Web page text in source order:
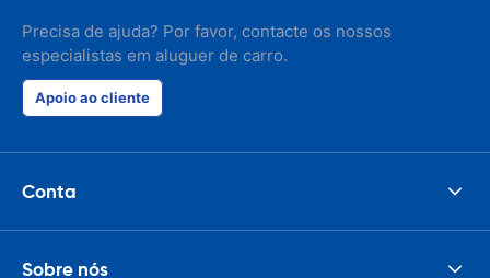
Precisa de ajuda? Por favor, contacte os nossos
especialistas em aluguer de carro.
Apoio ao cliente
Conta
Sobre nós